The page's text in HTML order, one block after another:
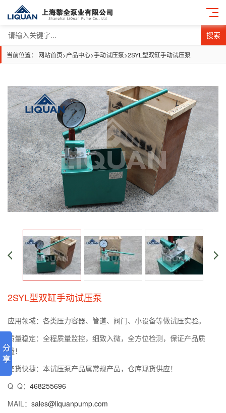
搜索
当前位置： 网站首页>产品中心>手动试压泵>2SYL型双缸手动试压泵
2SYL型双缸手动试压泵
应用领域：各类压力容器、管道、阀门、小设备等做试压实验。
质量稳定：全程质量监控，细致入微，全方位检测，保证产品质
量！
交货快捷：本试压泵产品属常规产品，仓库现货供应！
Q Q： 468255696
MAIL： sales@liquanpump.com